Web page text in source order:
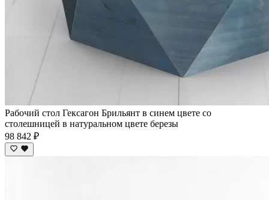
Рабочий стол Гексагон Брильянт в синем цвете со
столешницей в натуральном цвете березы
98 842 ₽